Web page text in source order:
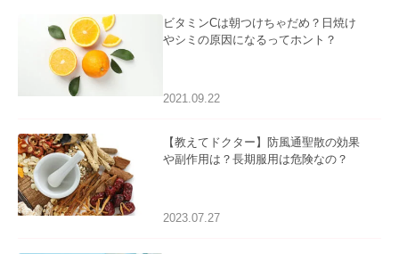
ビタミンCは朝つけちゃだめ？日焼け
やシミの原因になるってホント？
2021.09.22
【教えてドクター】防風通聖散の効果
や副作用は？長期服用は危険なの？
2023.07.27